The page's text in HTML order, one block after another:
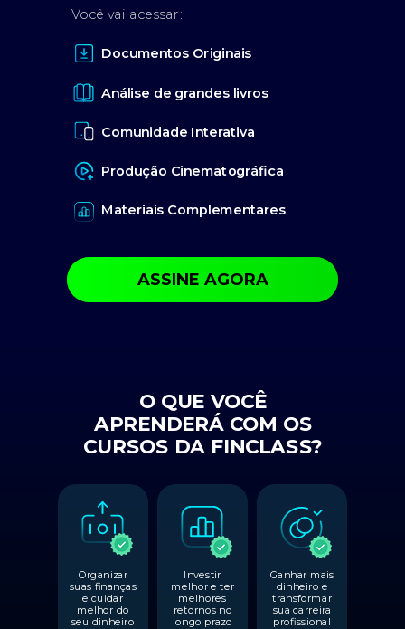
Organizar
suas finanças
e cuidar
melhor do
seu dinheiro
Investir
melhor e ter
melhores
retornos no
longo prazo
Ganhar mais
dinheiro e
transformar
sua carreira
profissional
O QUE VOCÊ
APRENDERÁ COM OS
CURSOS DA FINCLASS?
Documentos Originais
Análise de grandes livros
Comunidade Interativa
Produção Cinematográfica
Materiais Complementares
Você vai acessar:
ASSINE AGORA